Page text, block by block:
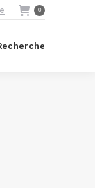
0